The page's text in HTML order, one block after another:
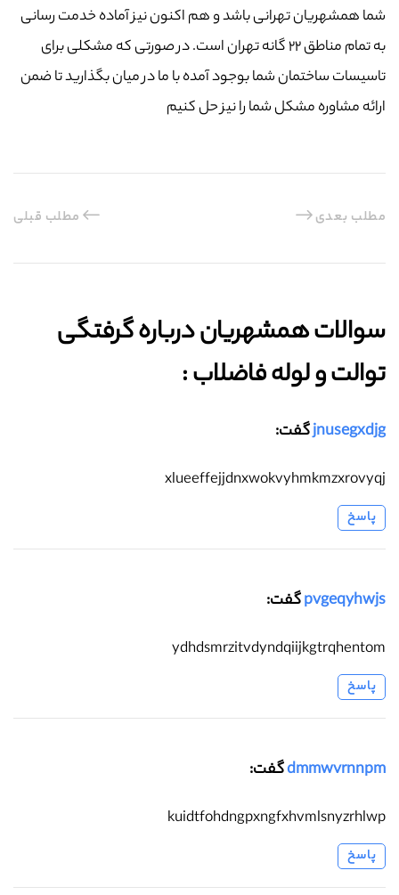
شما همشهریان تهرانی باشد و هم اکنون نیز آماده خدمت رسانی
به تمام مناطق ۲۲ گانه تهران است. در صورتی که مشکلی برای
تاسیسات ساختمان شما بوجود آمده با ما در میان بگذارید تا ضمن
ارائه مشاوره مشکل شما را نیز حل کنیم
مطلب قبلی مطلب بعدی
سوالات همشهریان درباره گرفتگی
توالت و لوله فاضلاب :‌
jnusegxdjgگفت:
xlueeffejjdnxwokvyhmkmzxrovyqj
پاسخ
pvgeqyhwjsگفت:
ydhdsmrzitvdyndqiijkgtrqhentom
پاسخ
dmmwvrnnpmگفت:
kuidtfohdngpxngfxhvmlsnyzrhlwp
پاسخ